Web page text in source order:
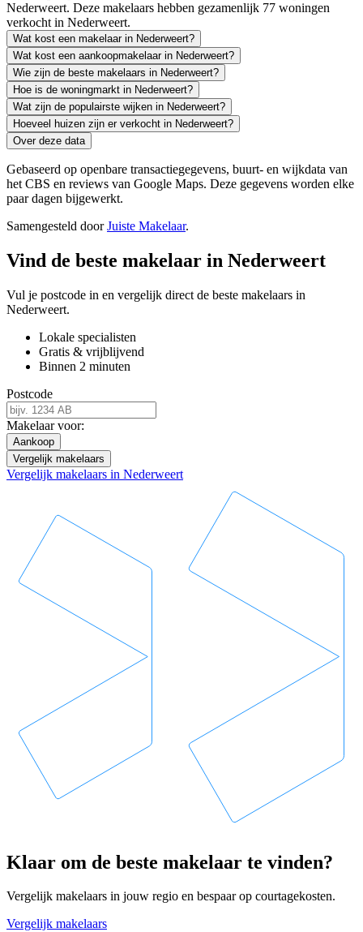
Nederweert. Deze makelaars hebben gezamenlijk 77 woningen
verkocht in Nederweert.
Wat kost een makelaar in Nederweert?
Wat kost een aankoopmakelaar in Nederweert?
Wie zijn de beste makelaars in Nederweert?
Hoe is de woningmarkt in Nederweert?
Wat zijn de populairste wijken in Nederweert?
Hoeveel huizen zijn er verkocht in Nederweert?
Over deze data
Gebaseerd op openbare transactiegegevens, buurt- en wijkdata van
het CBS en reviews van Google Maps. Deze gegevens worden elke
paar dagen bijgewerkt.
Samengesteld doorJuiste Makelaar.
Vind de beste makelaar in Nederweert
Vul je postcode in en vergelijk direct de beste makelaars in
Nederweert.
Lokale specialisten
Gratis & vrijblijvend
Binnen 2 minuten
Postcode
Makelaar voor:
Aankoop
Vergelijk makelaars
Vergelijk makelaars in Nederweert
Klaar om de beste makelaar te vinden?
Vergelijk makelaars in jouw regio en bespaar op courtagekosten.
Vergelijk makelaars